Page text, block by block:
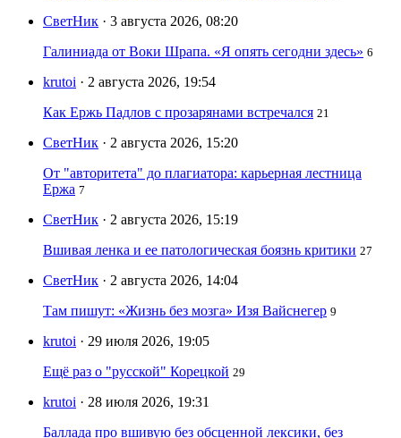
СветНик · 3 августа 2026, 08:20
Галиниада от Воки Шрапа. «Я опять сегодни здесь» 6
krutoi · 2 августа 2026, 19:54
Как Ержь Падлов с прозарянами встречался 21
СветНик · 2 августа 2026, 15:20
От "авторитета" до плагиатора: карьерная лестница
Ержа 7
СветНик · 2 августа 2026, 15:19
Вшивая ленка и ее патологическая боязнь критики 27
СветНик · 2 августа 2026, 14:04
Там пишут: «Жизнь без мозга» Изя Вайснегер 9
krutoi · 29 июля 2026, 19:05
Ещё раз о "русской" Корецкой 29
krutoi · 28 июля 2026, 19:31
Баллада про вшивую без обсценной лексики, без